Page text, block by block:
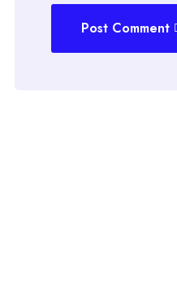
Post Comment